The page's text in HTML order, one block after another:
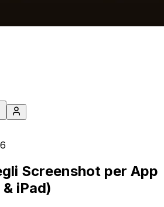
Screenshot per App
iPad)